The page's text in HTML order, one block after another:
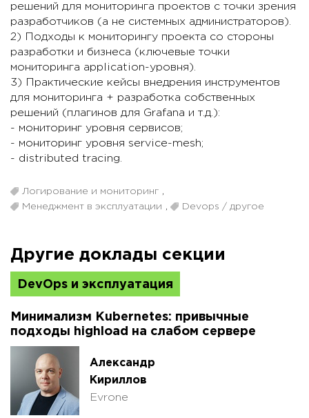
решений для мониторинга проектов с точки зрения
разработчиков (а не системных администраторов).
2) Подходы к мониторингу проекта со стороны
разработки и бизнеса (ключевые точки
мониторинга application-уровня).
3) Практические кейсы внедрения инструментов
для мониторинга + разработка собственных
решений (плагинов для Grafana и т.д.):
- мониторинг уровня сервисов;
- мониторинг уровня service-mesh;
- distributed tracing.
Логирование и мониторинг ,
Менеджмент в эксплуатации , Devops / другое
Другие доклады секции
DevOps и эксплуатация
Минимализм Kubernetes: привычные
подходы highload на слабом сервере
Александр
Кириллов
Evrone